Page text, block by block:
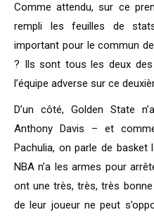
Comme attendu, sur ce
rempli les feuilles de
important pour le commun
? Ils sont tous les deux
l’équipe adverse sur ce
D’un côté, Golden State
Anthony Davis – et
Pachulia, on parle de basket
NBA n’a les armes pour
ont une très, très, très
de leur joueur ne peut